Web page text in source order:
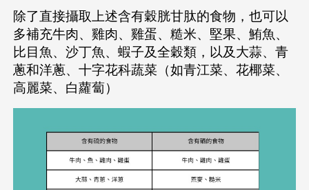
除了直接攝取上述含有穀胱甘肽的食物，也可以
多補充牛肉、雞肉、雞蛋、糙米、堅果、鮪魚、
比目魚、沙丁魚、蝦子及全穀類，以及大蒜、青
蔥和洋蔥、十字花科蔬菜（如青江菜、花椰菜、
高麗菜、白蘿蔔）